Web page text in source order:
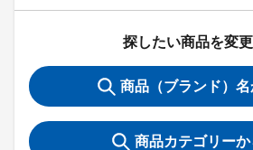
探したい商品を変
商品（ブランド）
商品カテゴリー